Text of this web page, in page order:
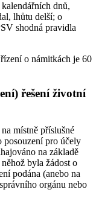
dnů,
lhůtu delší; o
shodná pravidla
o námitkách je 60
řešení životní
místně příslušné
pro účely
na základě
byla žádost o
podána (anebo na
orgánu nebo